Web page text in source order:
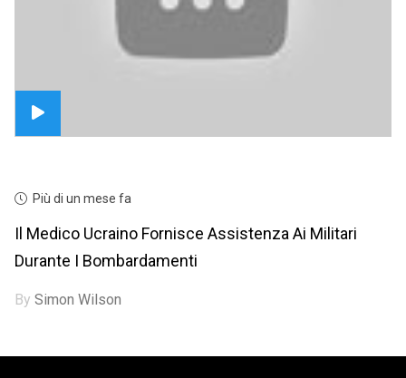
Più di un mese fa
Il Medico Ucraino Fornisce Assistenza Ai Militari
Durante I Bombardamenti
BySimon Wilson